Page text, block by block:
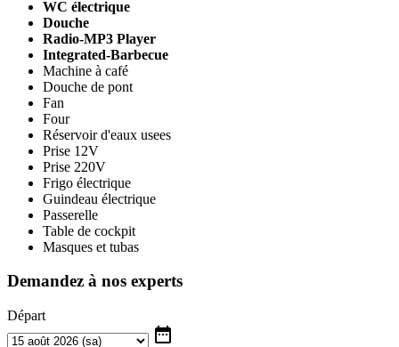
WC électrique
Douche
Radio-MP3 Player
Integrated-Barbecue
Machine à café
Douche de pont
Fan
Four
Réservoir d'eaux usees
Prise 12V
Prise 220V
Frigo électrique
Guindeau électrique
Passerelle
Table de cockpit
Masques et tubas
Demandez à nos experts
Départ
date_range